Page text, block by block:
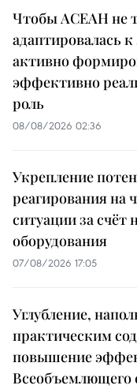
Чтобы АСЕАН не
адаптировалась к
активно
эффективно
роль
08/08/2026 02:36
Укрепление
реагирования на
ситуации за счёт
оборудования
07/08/2026 17:05
Углубление,
практическим
повышение
Всеобъемлющего